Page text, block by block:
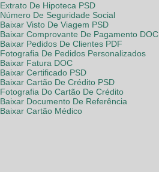
Extrato De Hipoteca PSD
Número De Seguridade Social
Baixar Visto De Viagem PSD
Baixar Comprovante De Pagamento DOC
Baixar Pedidos De Clientes PDF
Fotografia De Pedidos Personalizados
Baixar Fatura DOC
Baixar Certificado PSD
Baixar Cartão De Crédito PSD
Fotografia Do Cartão De Crédito
Baixar Documento De Referência
Baixar Cartão Médico